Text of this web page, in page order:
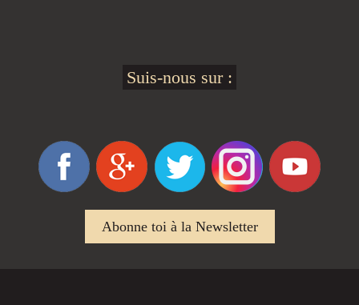
Suis-nous sur :
Abonne toi à la Newsletter